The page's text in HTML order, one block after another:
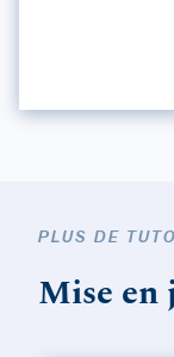
PLUS DE
Mise en